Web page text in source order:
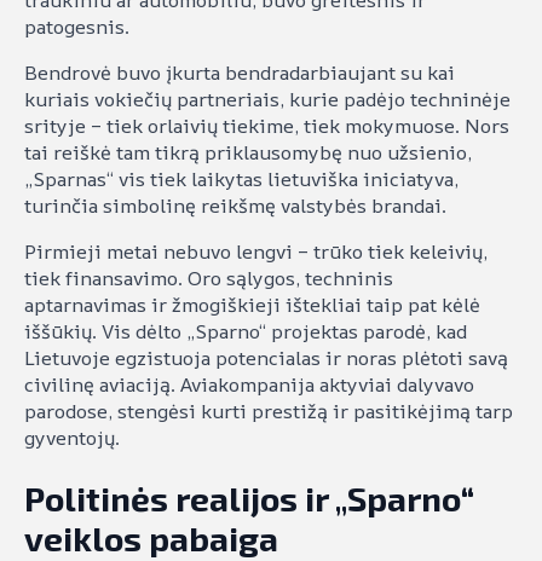
patogesnis.
Bendrovė buvo įkurta bendradarbiaujant su kai
kuriais vokiečių partneriais, kurie padėjo techninėje
srityje – tiek orlaivių tiekime, tiek mokymuose. Nors
tai reiškė tam tikrą priklausomybę nuo užsienio,
„Sparnas“ vis tiek laikytas lietuviška iniciatyva,
turinčia simbolinę reikšmę valstybės brandai.
Pirmieji metai nebuvo lengvi – trūko tiek keleivių,
tiek finansavimo. Oro sąlygos, techninis
aptarnavimas ir žmogiškieji ištekliai taip pat kėlė
iššūkių. Vis dėlto „Sparno“ projektas parodė, kad
Lietuvoje egzistuoja potencialas ir noras plėtoti savą
civilinę aviaciją. Aviakompanija aktyviai dalyvavo
parodose, stengėsi kurti prestižą ir pasitikėjimą tarp
gyventojų.
Politinės realijos ir „Sparno“
veiklos pabaiga